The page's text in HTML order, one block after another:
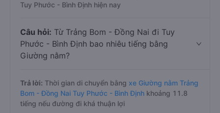
Tuy Phước - Bình Định hiện nay
Câu hỏi: Từ Trảng Bom - Đồng Nai đi Tuy
Phước - Bình Định bao nhiêu tiếng bằng
Giường nằm?
Trả lời: Thời gian di chuyển bằng xe Giường nằm Trảng
Bom - Đồng Nai Tuy Phước - Bình Định khoảng 11.8
tiếng nếu đường đi khá thuận lợi